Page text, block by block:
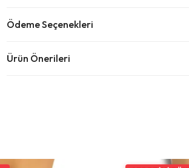
Ödeme Seçenekleri
Ürün Önerileri